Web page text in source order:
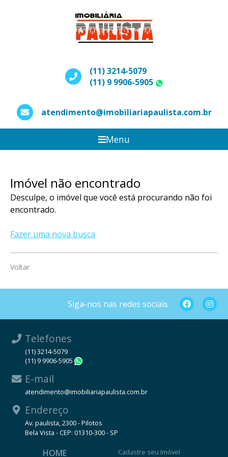
(11) 3214-5079
(11) 9 9906-5905
atendimento@imobiliariapaulista.com.br
Menu
Imóvel não encontrado
Desculpe, o imóvel que você está procurando não foi
encontrado.
Fazer uma nova busca
Voltar
Siga-nos nas redes sociais
Telefones
(11) 3214-5079
(11) 9 9906-5905
E-mail
atendimento@imobiliariapaulista.com.br
Endereço
Av. paulista, 2300 - Pilotos
Bela Vista - CEP: 01310-300 - SP
HOME Cadastre seu Imóvel